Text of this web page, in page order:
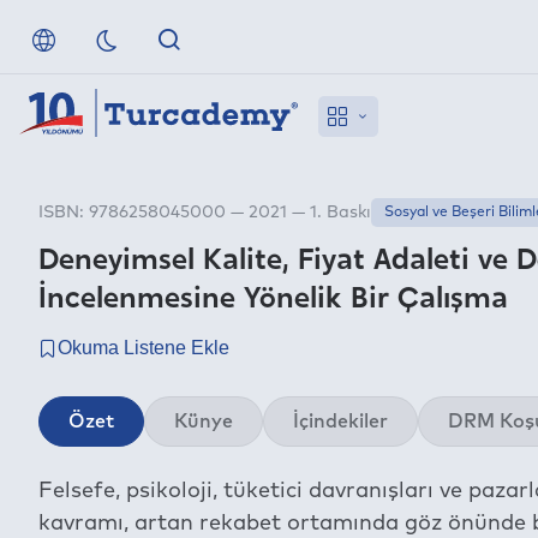
Deneyimsel Kalite, Fiyat Adaleti ve
İncelenmesine Yönelik Bir Çalışma
ISBN: 9786258045000 — 2021 — 1. Baskı Sosyal ve Beşeri
Özet Künye İçindekiler DRM
Felsefe, psikoloji, tüketici davranışları ve
kavramı, artan rekabet ortamında göz